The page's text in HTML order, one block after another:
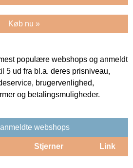
Køb nu »
populære webshops og anmeldt
5 ud fra bl.a. deres prisniveau,
brugervenlighed,
og betalingsmuligheder.
webshops
Stjerner Link